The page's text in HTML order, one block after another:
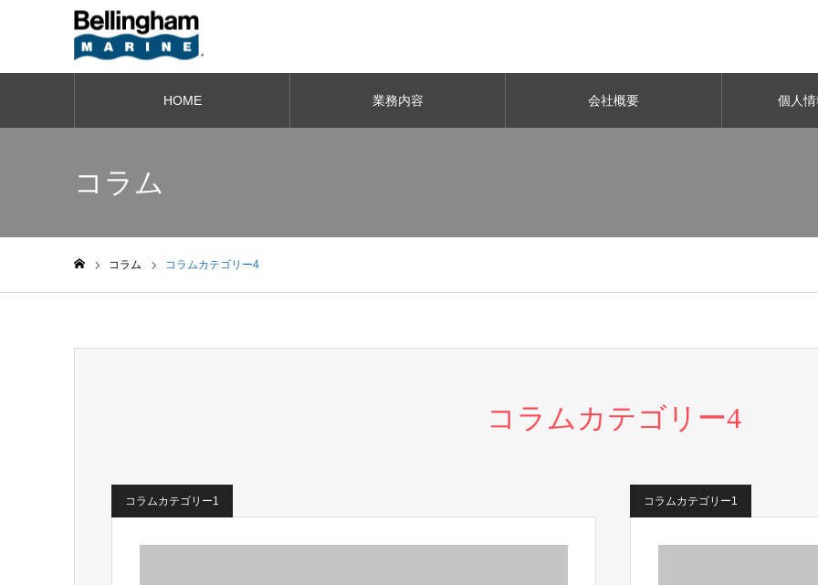
HOME 業務内容 会社概要 個人
コラム
コラム コラムカテゴリー4
コラムカテゴリー4
コラムカテゴリー1 コラムカテゴリー1